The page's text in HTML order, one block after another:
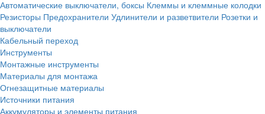
Автоматические выключатели, боксы Клеммы и клеммные колодки
Резисторы Предохранители Удлинители и разветвители Розетки и
выключатели
Кабельный переход
Инструменты
Монтажные инструменты
Материалы для монтажа
Огнезащитные материалы
Источники питания
Аккумуляторы и элементы питания